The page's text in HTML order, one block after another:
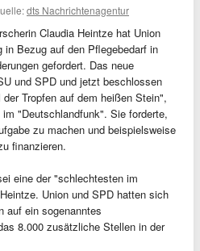
dts Nachrichtenagentur
Claudia Heintze hat Union
in Bezug auf den Pflegebedarf in
gefordert. Das neue
und SPD und jetzt beschlossen
Tropfen auf dem heißen Stein",
"Deutschlandfunk". Sie forderte,
zu machen und beispielsweise
finanzieren.
eine der "schlechtesten im
Union und SPD hatten sich
auf ein sogenanntes
8.000 zusätzliche Stellen in der